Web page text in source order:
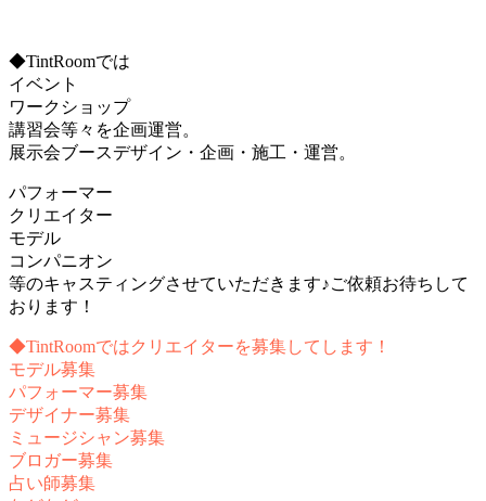
◆TintRoomでは
イベント
ワークショップ
講習会等々を企画運営。
展示会ブースデザイン・企画・施工・運営。
パフォーマー
クリエイター
モデル
コンパニオン
等のキャスティングさせていただきます♪ご依頼お待ちして
おります！
◆TintRoomではクリエイターを募集してします！
モデル募集
パフォーマー募集
デザイナー募集
ミュージシャン募集
ブロガー募集
占い師募集